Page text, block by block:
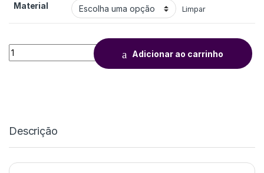
Material Limpar
Adicionar ao carrinho
Descrição